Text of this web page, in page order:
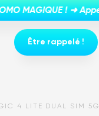
Être rappelé !
4 LITE DUAL SIM 5G